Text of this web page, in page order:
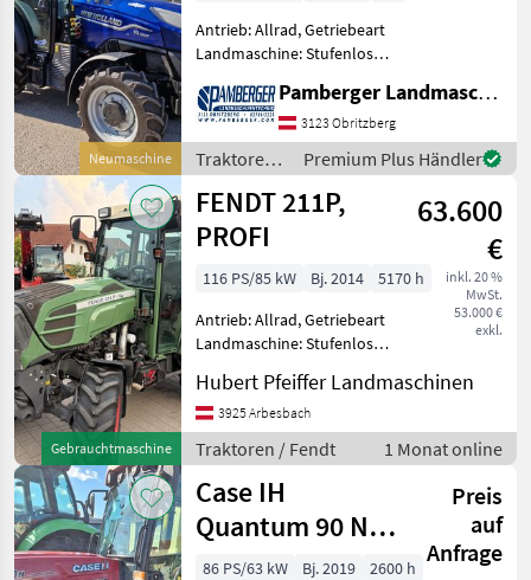
Neumaschine
Antrieb: Allrad, Getriebeart
Landmaschine: Stufenloses
Zapfwellendrehzahl:
540/750, Aufladung:
Turbolader mit
Ladeluftkühlung,
Abgasstufe: -/
Pamberger Landmaschinentechnik GmbH
3123 Obritzberg
Traktoren /
New
Holland
Premium Plus Händler
Gebrauchtmaschine
FENDT 211P,
PROFI
63.600
€
inkl. 20 %
MwSt.
53.000 €
exkl.
116 PS/85 kW Bj. 2014
5170 h
Antrieb: Allrad, Getriebeart
Landmaschine: Stufenloses
Zapfwellendrehzahl:
540/540E/1000,
Höchstgeschwindigkeit in
km/h: 40 km/h, Aufladung:
Hubert Pfeiffer Landmaschinen
3925 Arbesbach
Traktoren / Fendt 1 Monat online
Case IH
Quantum 90 N
(Stage V)
Preis
auf
Anfrage
86 PS/63 kW Bj. 2019
2600 h